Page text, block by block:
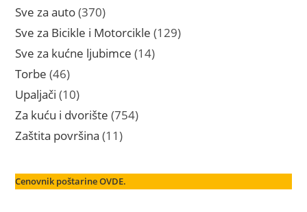
Sve za auto 370370
proizvoda
Sve za Bicikle i Motorcikle 129129
Sve za kućne ljubimce 1414
Torbe 4646
proizvoda
Upaljači 1010
proizvoda
Za kuću i dvorište 754754
Zaštita površina 1111
Cenovnik poštarine OVDE.